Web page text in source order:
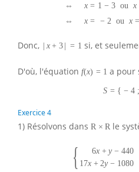
⇔
x = 1 − 3 ou x
⇔
x = − 2 ou x =
Donc, x + 3 = 1 si, et
D'où, l'équation f(x) = 1 a pour
S = { − 4 ;
Exercice 4
1) Résolvons dans R × R le
{ 6x + y − 440
17x + 2y − 1080